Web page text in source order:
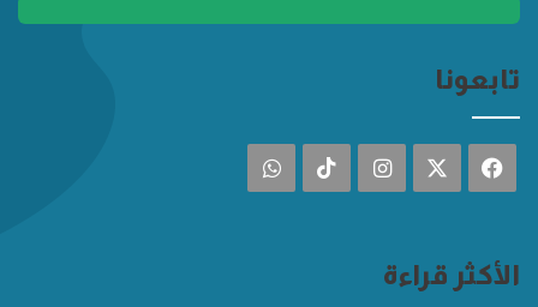
تابعونا
فيسبوك انستقرام ‫TikTokواتساب
الأكثر قراءة